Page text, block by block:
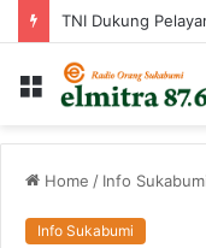
Menu
Home / Info Sukabumi
Info Sukabumi